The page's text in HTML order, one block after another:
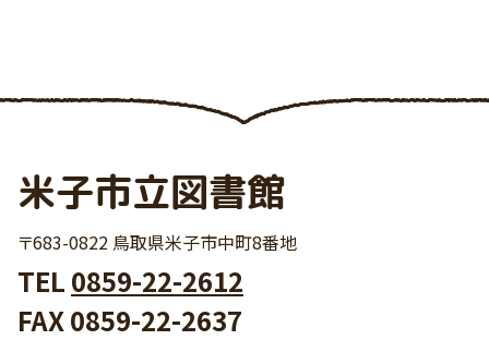
米子市立図書館
〒683-0822 鳥取県米子市中町8番地
TEL 0859-22-2612
FAX 0859-22-2637